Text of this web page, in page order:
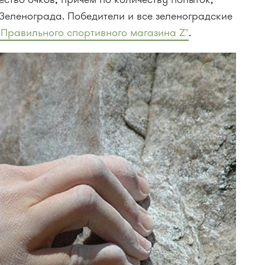
Победители и все зеленоградские
спортивного магазина Z".